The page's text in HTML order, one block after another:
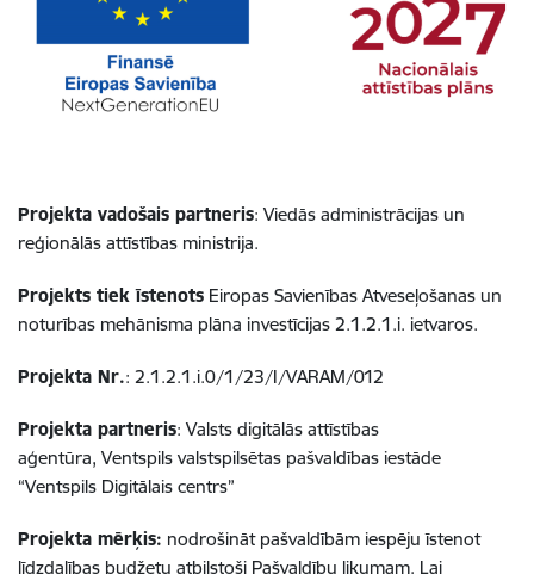
Projekta vadošais partneris: Viedās administrācijas un
reģionālās attīstības ministrija.
Projekts tiek īstenots Eiropas Savienības Atveseļošanas un
noturības mehānisma plāna investīcijas 2.1.2.1.i. ietvaros.
Projekta Nr.: 2.1.2.1.i.0/1/23/I/VARAM/012
Projekta partneris: Valsts digitālās attīstības
aģentūra, Ventspils valstspilsētas pašvaldības iestāde
“Ventspils Digitālais centrs”
Projekta mērķis: nodrošināt pašvaldībām iespēju īstenot
līdzdalības budžetu atbilstoši Pašvaldību likumam. Lai